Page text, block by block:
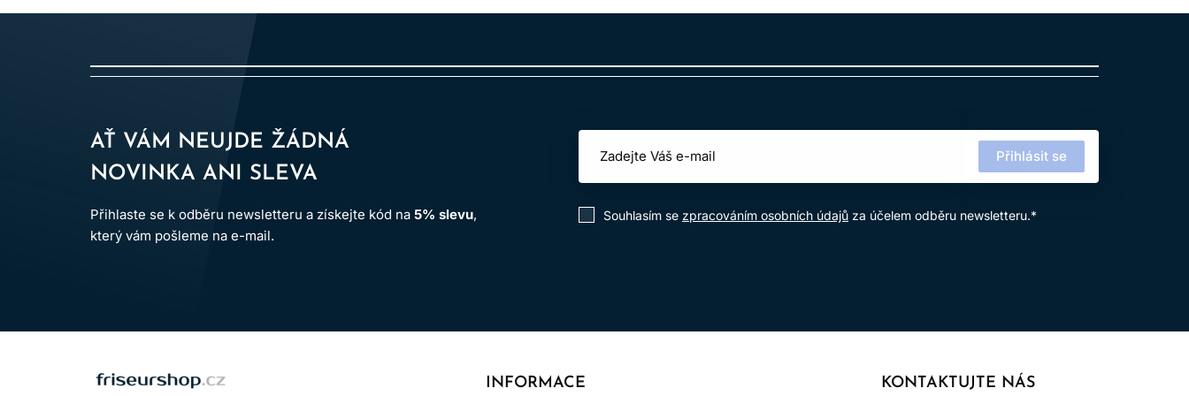
AŤ VÁM NEUJDE ŽÁDNÁ
NOVINKA ANI SLEVA
Přihlaste se k odběru newsletteru a získejte kód na 5% slevu,
který vám pošleme na e-mail.
Přihlásit se
Souhlasím se zpracováním osobních údajů za účelem odběru newsletteru.*
KONTAKTUJTE NÁS
INFORMACE